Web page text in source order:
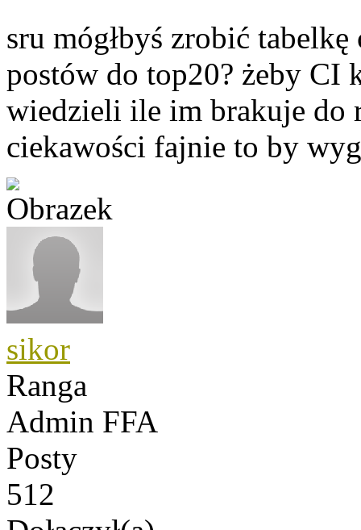
sru mógłbyś zrobić
postów do top20? żeby CI
wiedzieli ile im brakuje do
ciekawości fajnie to by
sikor
Ranga
Admin FFA
Posty
512